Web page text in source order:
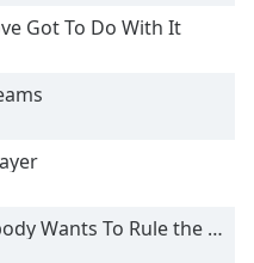
Got To Do With It
Wants To Rule the World